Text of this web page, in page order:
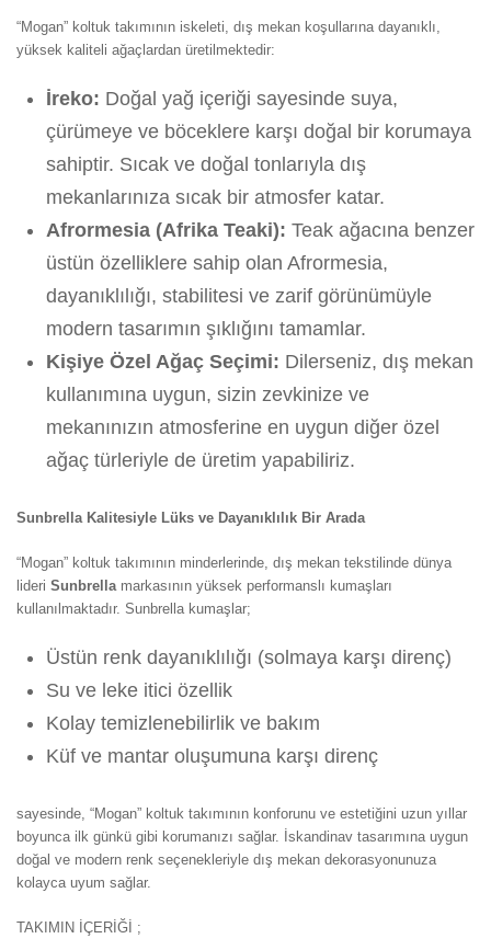
“Mogan” koltuk takımının iskeleti, dış mekan koşullarına dayanıklı,
yüksek kaliteli ağaçlardan üretilmektedir:
İreko: Doğal yağ içeriği sayesinde suya,
çürümeye ve böceklere karşı doğal bir korumaya
sahiptir. Sıcak ve doğal tonlarıyla dış
mekanlarınıza sıcak bir atmosfer katar.
Afrormesia (Afrika Teaki): Teak ağacına benzer
üstün özelliklere sahip olan Afrormesia,
dayanıklılığı, stabilitesi ve zarif görünümüyle
modern tasarımın şıklığını tamamlar.
Kişiye Özel Ağaç Seçimi: Dilerseniz, dış mekan
kullanımına uygun, sizin zevkinize ve
mekanınızın atmosferine en uygun diğer özel
ağaç türleriyle de üretim yapabiliriz.
Sunbrella Kalitesiyle Lüks ve Dayanıklılık Bir Arada
“Mogan” koltuk takımının minderlerinde, dış mekan tekstilinde dünya
lideri Sunbrella markasının yüksek performanslı kumaşları
kullanılmaktadır. Sunbrella kumaşlar;
Üstün renk dayanıklılığı (solmaya karşı direnç)
Su ve leke itici özellik
Kolay temizlenebilirlik ve bakım
Küf ve mantar oluşumuna karşı direnç
sayesinde, “Mogan” koltuk takımının konforunu ve estetiğini uzun yıllar
boyunca ilk günkü gibi korumanızı sağlar. İskandinav tasarımına uygun
doğal ve modern renk seçenekleriyle dış mekan dekorasyonunuza
kolayca uyum sağlar.
TAKIMIN İÇERİĞİ ;